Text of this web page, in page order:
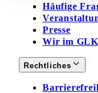
Häufige
Presse
Wir im
Rechtliches